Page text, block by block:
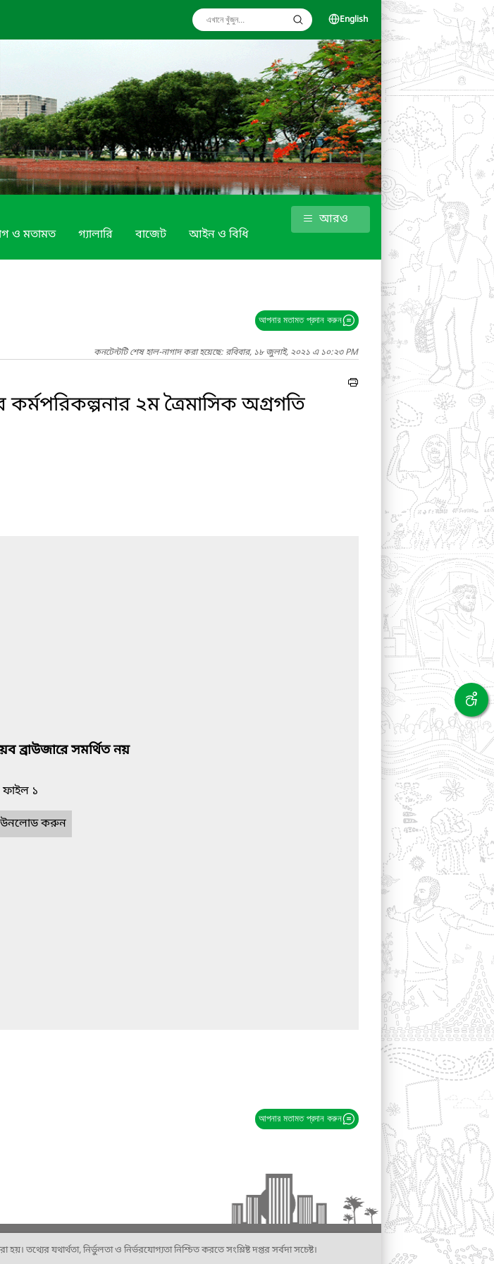
English
ও মতামত গ্যালারি বাজেট আইন ও বিধি
আরও
আপনার মতামত প্রদান করুন
কনটেন্টটি শেষ হাল-নাগাদ করা হয়েছে: রবিবার, ১৮ জুলাই, ২০২১ এ ১০:২৩ PM
২ম ত্রৈমাসিক অগ্রগতি
ব্রাউজারে সমর্থিত নয়
ফাইল ১
করুন
আপনার মতামত প্রদান করুন
তথ্যের যথার্থতা, নির্ভুলতা ও নির্ভরযোগ্যতা নিশ্চিত করতে সংশ্লিষ্ট দপ্তর সর্বদা সচেষ্ট।